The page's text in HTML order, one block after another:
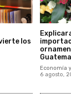
los
Economía
6 agosto,